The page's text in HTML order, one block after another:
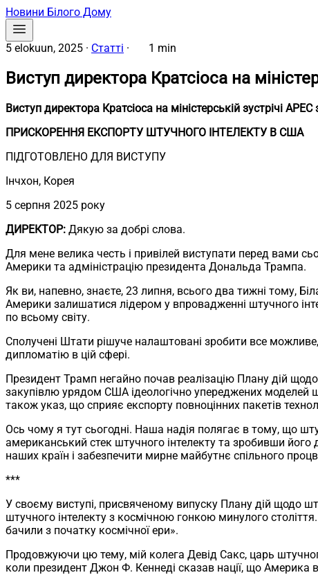
Новини Білого Дому
5 elokuun, 2025 · Статті · 1 min
Виступ директора Кратсіоса на
Виступ директора Кратсіоса на міністерській зустрічі
ПРИСКОРЕННЯ ЕКСПОРТУ ШТУЧНОГО ІНТЕЛЕКТУ В США
ПІДГОТОВЛЕНО ДЛЯ ВИСТУПУ
Інчхон, Корея
5 серпня 2025 року
ДИРЕКТОР: Дякую за добрі слова.
Для мене велика честь і привілей виступати перед вами
Америки та адміністрацію президента Дональда Трампа.
Як ви, напевно, знаєте, 23 липня, всього два тижні тому,
Америки залишатися лідером у впровадженні штучного
по всьому світу.
Сполучені Штати рішуче налаштовані зробити все
дипломатію в цій сфері.
Президент Трамп негайно почав реалізацію Плану дій
закупівлю урядом США ідеологічно упереджених моделей
також указ, що сприяє експорту повноцінних пакетів
Ось чому я тут сьогодні. Наша надія полягає в тому, що
американський стек штучного інтелекту та зробивши
наших країн і забезпечити мирне майбутнє спільного
***
У своєму виступі, присвяченому випуску Плану дій щодо
штучного інтелекту з космічною гонкою минулого
бачили з початку космічної ери».
Продовжуючи цю тему, мій колега Девід Сакс, царь
коли президент Джон Ф. Кеннеді сказав нації, що Америка